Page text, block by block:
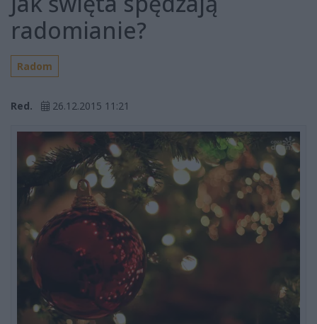
radomianie?
Radom
Red. 26.12.2015 11:21